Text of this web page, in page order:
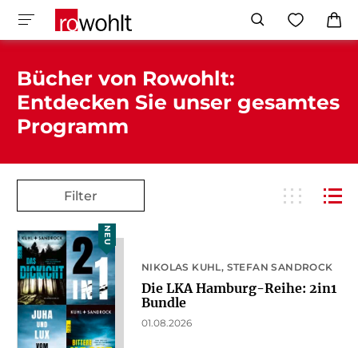
Bücher von Rowohlt:
Entdecken Sie unser gesamtes
Programm
Filter
NEU
NIKOLAS KUHL STEFAN SANDROCK
Die LKA Hamburg-Reihe: 2in1
Bundle
01.08.2026